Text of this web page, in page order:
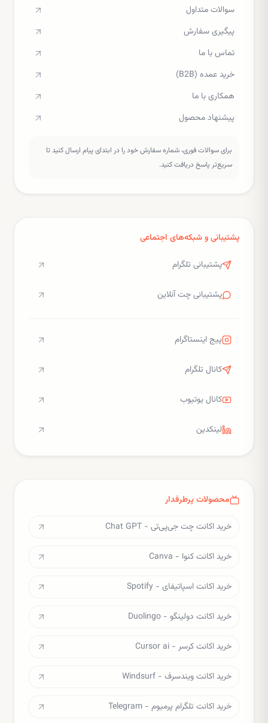
سوالات متداول
پیگیری سفارش
تماس با ما
خرید عمده (B2B)
همکاری با ما
پیشنهاد محصول
برای سوالات فوری، شماره سفارش خود را در ابتدای پیام ارسال کنید تا
سریع‌تر پاسخ دریافت کنید.
پشتیبانی و شبکه‌های اجتماعی
پشتیبانی تلگرام
پشتیبانی چت آنلاین
پیج اینستاگرام
کانال تلگرام
کانال یوتیوب
لینکدین
محصولات پرطرفدار
خرید اکانت چت جی‌پی‌تی - Chat GPT
خرید اکانت کنوا - Canva
خرید اکانت اسپاتیفای - Spotify
خرید اکانت دولینگو - Duolingo
خرید اکانت کرسر - Cursor ai
خرید اکانت ویندسرف - Windsurf
خرید اکانت تلگرام پرمیوم - Telegram